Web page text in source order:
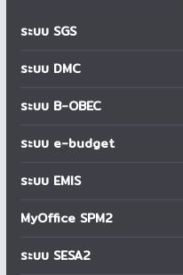
ระบบ SGS
ระบบ DMC
ระบบ B-OBEC
ระบบ e-budget
ระบบ EMIS
MyOffice SPM2
ระบบ SESA2